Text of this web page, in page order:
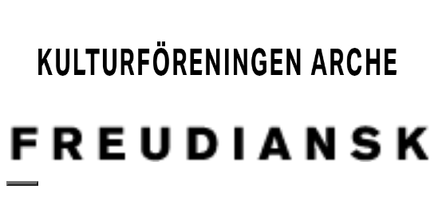
innehåll
MENY